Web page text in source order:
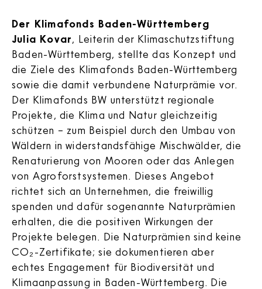
Der Klimafonds Baden-Württemberg
Julia Kovar, Leiterin der Klimaschutzstiftung
Baden-Württemberg, stellte das Konzept und
die Ziele des Klimafonds Baden-Württemberg
sowie die damit verbundene Naturprämie vor.
Der Klimafonds BW unterstützt regionale
Projekte, die Klima und Natur gleichzeitig
schützen – zum Beispiel durch den Umbau von
Wäldern in widerstandsfähige Mischwälder, die
Renaturierung von Mooren oder das Anlegen
von Agroforstsystemen. Dieses Angebot
richtet sich an Unternehmen, die freiwillig
spenden und dafür sogenannte Naturprämien
erhalten, die die positiven Wirkungen der
Projekte belegen. Die Naturprämien sind keine
CO₂-Zertifikate; sie dokumentieren aber
echtes Engagement für Biodiversität und
Klimaanpassung in Baden-Württemberg. Die